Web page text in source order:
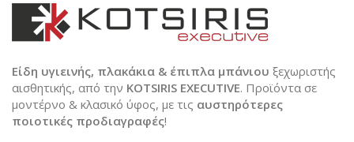
Είδη υγιεινής, πλακάκια & έπιπλα μπάνιου ξεχωριστής
αισθητικής, από την KOTSIRIS EXECUTIVE. Προϊόντα σε
μοντέρνο & κλασικό ύφος, με τις αυστηρότερες
ποιοτικές προδιαγραφές!